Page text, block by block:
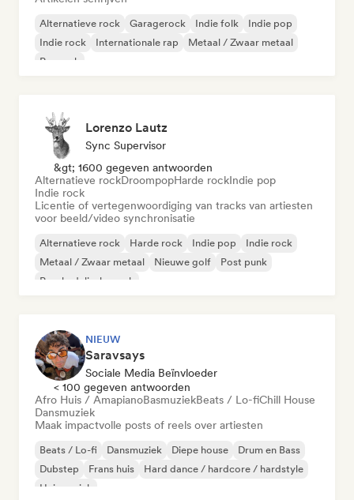
Alternatieve rock Garagerock Indie folk
Indie pop
Indie rock
Internationale rap
Metaal / Zwaar metaal
Poprock
Lorenzo Lautz
Sync Supervisor
&gt; 1600 gegeven antwoorden
Alternatieve rockDroompopHarde rockIndie pop
Indie rock
Licentie of vertegenwoordiging van tracks van artiesten
voor beeld/video synchronisatie
Alternatieve rock Harde rock Indie pop
Indie rock
Metaal / Zwaar metaal
Nieuwe golf
Post punk
Psychedelische rock
NIEUW
Saravsays
Sociale Media Beïnvloeder
< 100 gegeven antwoorden
Afro Huis / AmapianoBasmuziekBeats / Lo-fiChill House
Dansmuziek
Maak impactvolle posts of reels over artiesten
Beats / Lo-fi Dansmuziek Diepe house
Drum en Bass
Dubstep
Frans huis
Hard dance / hardcore / hardstyle
Huismuziek